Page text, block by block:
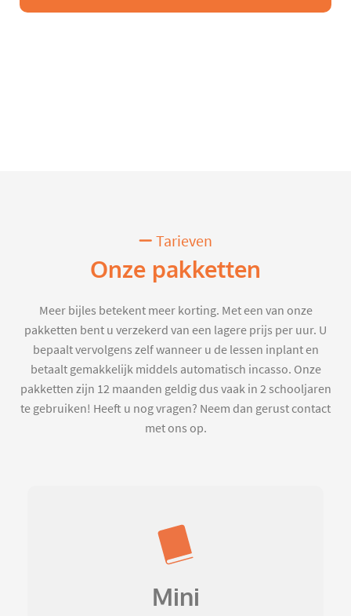
Tarieven
Onze pakketten
Meer bijles betekent meer korting. Met een van onze
pakketten bent u verzekerd van een lagere prijs per uur. U
bepaalt vervolgens zelf wanneer u de lessen inplant en
betaalt gemakkelijk middels automatisch incasso. Onze
pakketten zijn 12 maanden geldig dus vaak in 2 schooljaren
te gebruiken! Heeft u nog vragen? Neem dan gerust contact
met ons op.
Mini